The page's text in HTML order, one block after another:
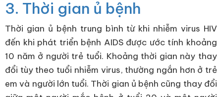
3. Thời gian ủ bệnh
Thời gian ủ bệnh trung bình từ khi nhiễm virus HIV
đến khi phát triển bệnh AIDS được ước tính khoảng
10 năm ở người trẻ tuổi. Khoảng thời gian này thay
đổi tùy theo tuổi nhiễm virus, thường ngắn hơn ở trẻ
em và người lớn tuổi. Thời gian ủ bệnh cũng thay đổi